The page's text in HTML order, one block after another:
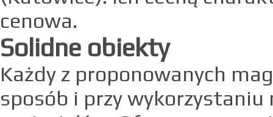
cenowa.
Solidne obiekty
Każdy z proponowanych
sposób i przy